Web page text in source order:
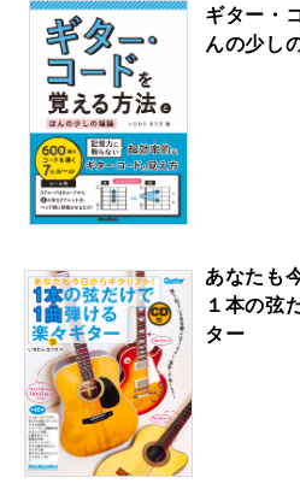
ギター・
んの少し
あなたも
１本の弦
ター